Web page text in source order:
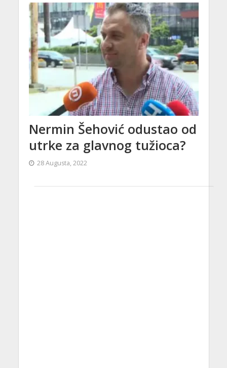
Nermin Šehović odustao od
utrke za glavnog tužioca?
28 Augusta, 2022